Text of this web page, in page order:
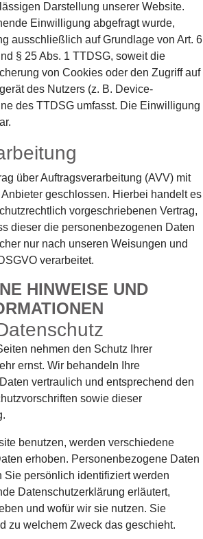
Darstellung unserer Website.
Einwilligung abgefragt wurde,
ausschließlich auf Grundlage von Art. 6
§ 25 Abs. 1 TTDSG, soweit die
von Cookies oder den Zugriff auf
des Nutzers (z. B. Device-
des TTDSG umfasst. Die Einwilligung
über Auftragsverarbeitung (AVV) mit
geschlossen. Hierbei handelt es
vorgeschriebenen Vertrag,
dieser die personenbezogenen Daten
nur nach unseren Weisungen und
verarbeitet.
HINWEISE UND
nehmen den Schutz Ihrer
ernst. Wir behandeln Ihre
vertraulich und entsprechend den
sowie dieser
benutzen, werden verschiedene
erhoben. Personenbezogene Daten
Sie persönlich identifiziert werden
Datenschutzerklärung erläutert,
und wofür wir sie nutzen. Sie
zu welchem Zweck das geschieht.